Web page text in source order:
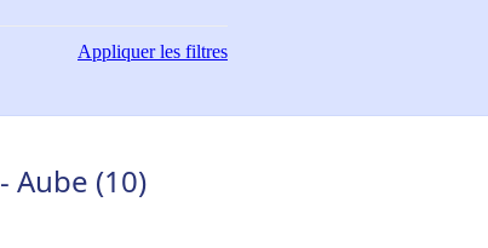
Appliquerles filtres
Aube (10)